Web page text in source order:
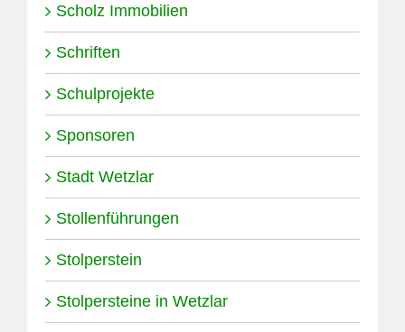
Scholz Immobilien
Schriften
Schulprojekte
Sponsoren
Stadt Wetzlar
Stollenführungen
Stolperstein
Stolpersteine in Wetzlar